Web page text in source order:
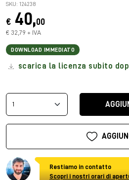
SKU: 124238
€ 40,00
€ 32,79 + IVA
DOWNLOAD IMMEDIATO
scarica la licenza subito
Restiamo in contatto
Scopri i nostri orari di